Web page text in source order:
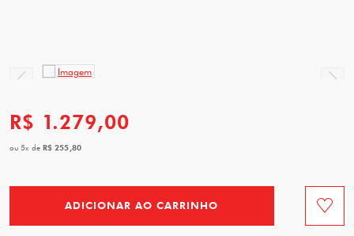
R$ 1.279,00
ou5x de R$ 255,80
ADICIONAR AO CARRINHO